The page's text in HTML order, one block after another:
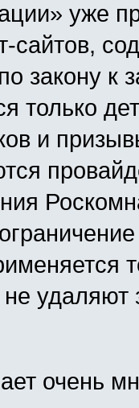
уже
сайтов,
закону к
только
и
не
очень